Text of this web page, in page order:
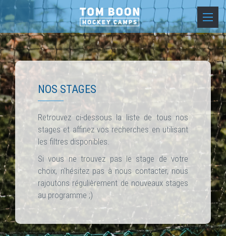
NOS STAGES
Retrouvez ci-dessous la liste de tous nos
stages et affinez vos recherches en utilisant
les filtres disponibles.
Si vous ne trouvez pas le stage de votre
choix, n'hésitez pas à nous contacter, nous
rajoutons régulièrement de nouveaux stages
au programme ;)